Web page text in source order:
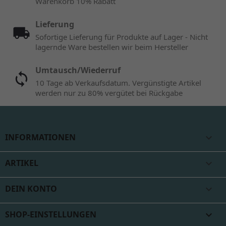
Lieferung
Sofortige Lieferung für Produkte auf Lager - Nicht
lagernde Ware bestellen wir beim Hersteller
Umtausch/Wiederruf
10 Tage ab Verkaufsdatum. Vergünstigte Artikel
werden nur zu 80% vergütet bei Rückgabe
INFORMATIONEN
ARTIKEL
DEIN KONTO
SHOP-EINSTELLUNGEN keyboard_arrow_down